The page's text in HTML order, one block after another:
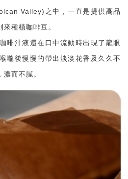
Valley)之中，一直是提供高品
種植咖啡豆。
啡汁液還在口中流動時出現了龍眼
嚨後慢慢的帶出淡淡花香及久久不
而不膩。